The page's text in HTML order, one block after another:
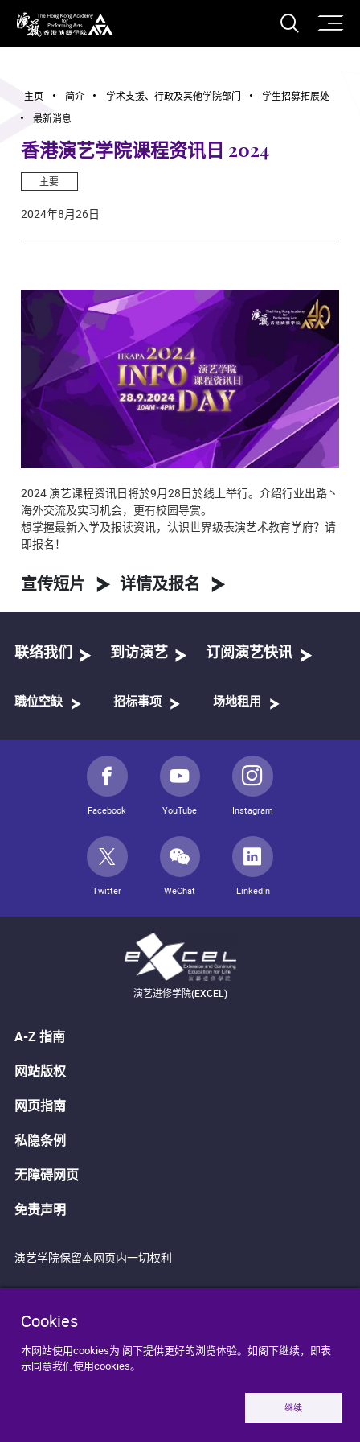
香港演艺学院
打开
Cookies
本网站使用cookies为 阁下提供更好的浏览体验。如阁下继续，即表
示同意我们使用cookies。
继续
主页 简介 学术支援、行政及其他学院部门
学生招募拓展处
最新消息
香港演艺学院课程资讯日 2024
主要
2024年8月26日
2024 演艺课程资讯日将於9月28日於线上举行。介绍行业出路丶
海外交流及实习机会，更有校园导赏。
想掌握最新入学及报读资讯，认识世界级表演艺术教育学府？请
即报名！
宣传短片 详情及报名
联络我们 到访演艺 订阅演艺快讯
職位空缺 招标事项 场地租用
Facebook YouTube Instagram
Twitter WeChat LinkedIn
演艺进修学院(EXCEL)
A-Z 指南
网站版权
网页指南
私隐条例
无障碍网页
免责声明
演艺学院保留本网页内一切权利